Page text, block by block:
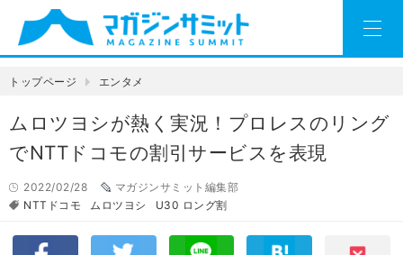
トップページ エンタメ
ムロツヨシが熱く実況！プロレスのリング
でNTTドコモの割引サービスを表現
2022/02/28
マガジンサミット編集部
NTTドコモ
ムロツヨシ U30 ロング割